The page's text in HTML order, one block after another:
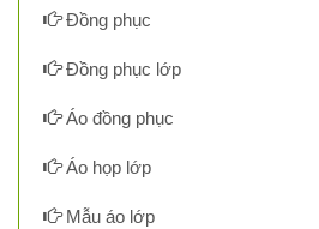
Đồng phục
Đồng phục lớp
Áo đồng phục
Áo họp lớp
Mẫu áo lớp